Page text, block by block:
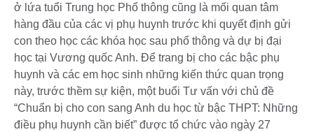
ở lứa tuổi Trung học Phổ thông cũng là mối quan tâm
hàng đầu của các vị phụ huynh trước khi quyết định gửi
con theo học các khóa học sau phổ thông và dự bị đại
học tại Vương quốc Anh. Để trang bị cho các bậc phụ
huynh và các em học sinh những kiến thức quan trọng
này, trước thềm sự kiện, một buổi Tư vấn với chủ đề
“Chuẩn bị cho con sang Anh du học từ bậc THPT: Những
điều phụ huynh cần biết” được tổ chức vào ngày 27